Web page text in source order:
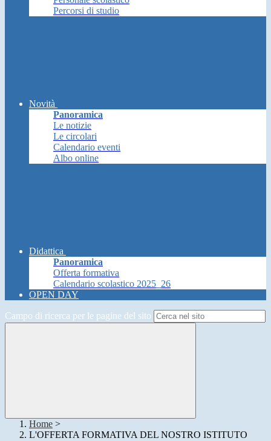
Percorsi di studio
Novità
Panoramica
Le notizie
Le circolari
Calendario eventi
Albo online
Didattica
Panoramica
Offerta formativa
Calendario scolastico 2025_26
OPEN DAY
Campo di ricerca per le pagine del sito
Home >
L'OFFERTA FORMATIVA DEL NOSTRO ISTITUTO